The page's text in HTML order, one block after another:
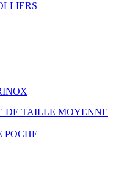
DE TAILLE MOYENNE
POCHE